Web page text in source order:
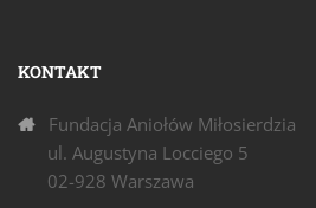
KONTAKT
Fundacja Aniołów Miłosierdzia
ul. Augustyna Locciego 5
02-928 Warszawa